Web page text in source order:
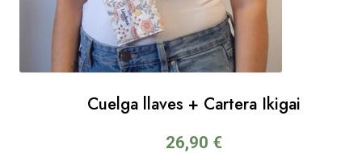
Cuelga llaves + Cartera Ikigai
26,90 €